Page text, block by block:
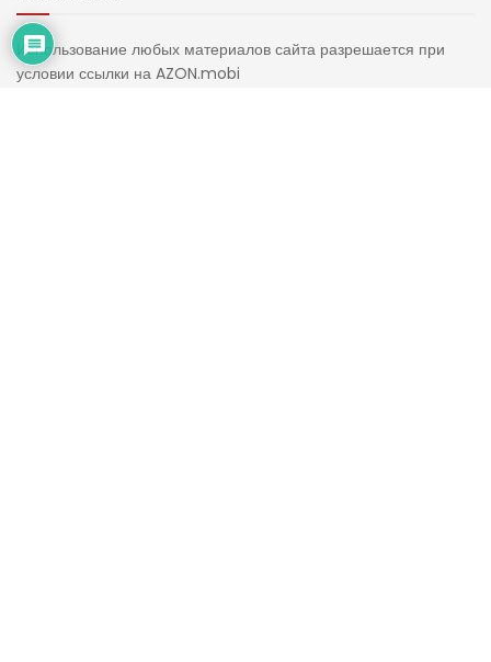
Использование любых материалов сайта разрешается при
условии ссылки на AZON.mobi